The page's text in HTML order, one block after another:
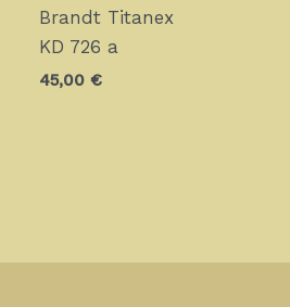
Brandt Titanex
KD 726 a
45,00 €